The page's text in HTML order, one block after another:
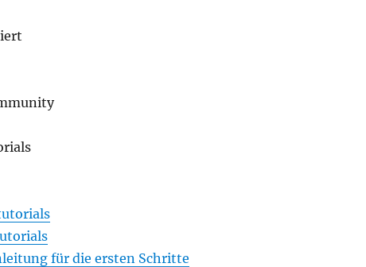
für die ersten Schritte